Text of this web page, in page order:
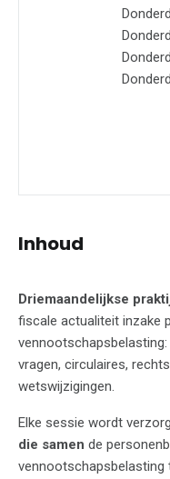
Inhoud
Driemaandelijkse
fiscale actualiteit inzake
vragen, circulaires,
wetswijzigingen.
Elke sessie wordt
die samen de
vennootschapsbelasting